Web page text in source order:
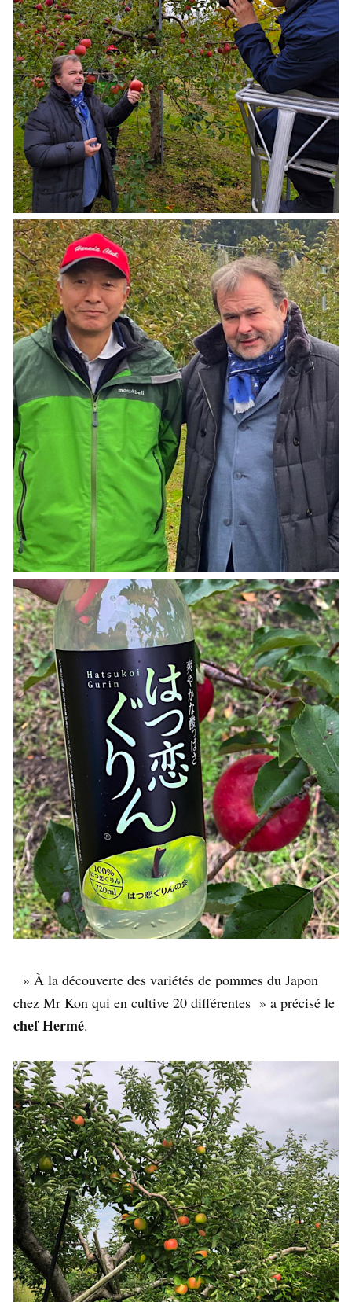
» À la découverte des variétés de pommes du Japon
chez Mr Kon qui en cultive 20 différentes » a précisé le
chef Hermé.